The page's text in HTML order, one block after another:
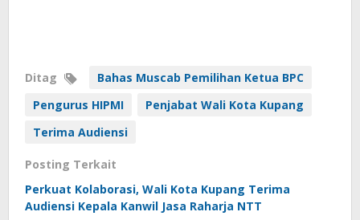
Ditag
Bahas Muscab Pemilihan Ketua BPC
Pengurus HIPMI
Penjabat Wali Kota Kupang
Terima Audiensi
Posting Terkait
Perkuat Kolaborasi, Wali Kota Kupang Terima
Audiensi Kepala Kanwil Jasa Raharja NTT